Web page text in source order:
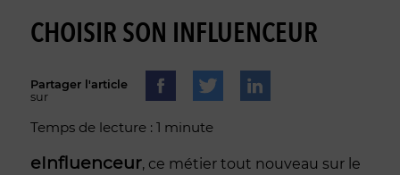
CHOISIR SON INFLUENCEUR
Partager l'article
sur
Temps de lecture : 1 minute
eInfluenceur, ce métier tout nouveau sur le